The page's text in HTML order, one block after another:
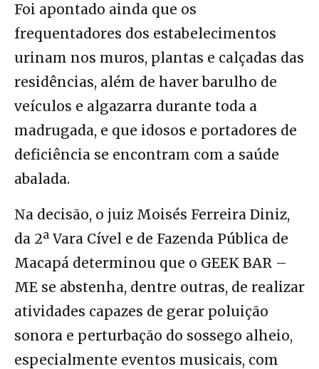
Foi apontado ainda que os
frequentadores dos estabelecimentos
urinam nos muros, plantas e calçadas das
residências, além de haver barulho de
veículos e algazarra durante toda a
madrugada, e que idosos e portadores de
deficiência se encontram com a saúde
abalada.
Na decisão, o juiz Moisés Ferreira Diniz,
da 2ª Vara Cível e de Fazenda Pública de
Macapá determinou que o GEEK BAR –
ME se abstenha, dentre outras, de realizar
atividades capazes de gerar poluição
sonora e perturbação do sossego alheio,
especialmente eventos musicais, com